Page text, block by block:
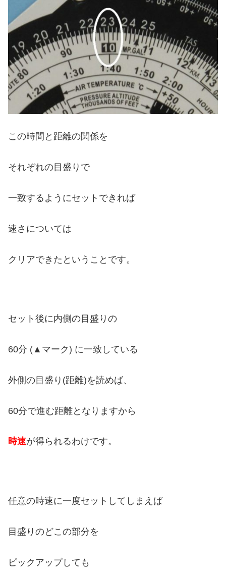
この時間と距離の関係を
それぞれの目盛りで
一致するようにセットできれば
速さについては
クリアできたということです。
セット後に内側の目盛りの
60分 (▲マーク) に一致している
外側の目盛り(距離)を読めば、
60分で進む距離となりますから
時速が得られるわけです。
任意の時速に一度セットしてしまえば
目盛りのどこの部分を
ピックアップしても